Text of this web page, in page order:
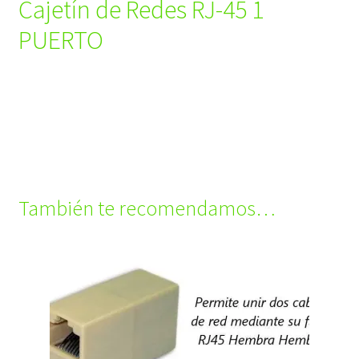
Cajetín de Redes RJ-45 1
PUERTO
También te recomendamos…